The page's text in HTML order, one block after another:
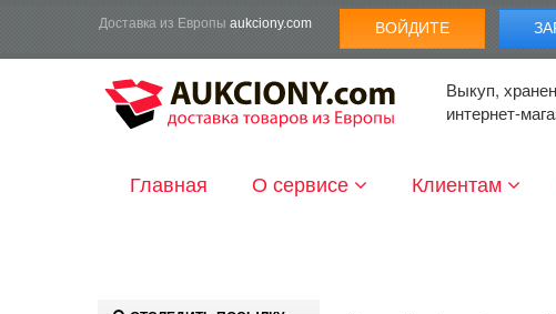
Доставка из Европы aukciony.com ВОЙДИТЕ
Выкуп,
интернет-
Главная О сервисе Клиентам